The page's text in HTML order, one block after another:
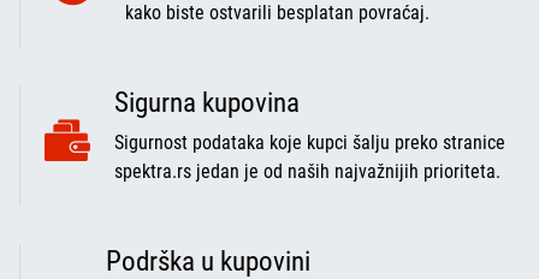
kako biste ostvarili besplatan povraćaj.
Sigurna kupovina
Sigurnost podataka koje kupci šalju preko stranice
spektra.rs jedan je od naših najvažnijih prioriteta.
Podrška u kupovini